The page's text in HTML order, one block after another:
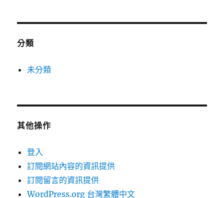
分類
未分類
其他操作
登入
訂閱網站內容的資訊提供
訂閱留言的資訊提供
WordPress.org 台灣繁體中文